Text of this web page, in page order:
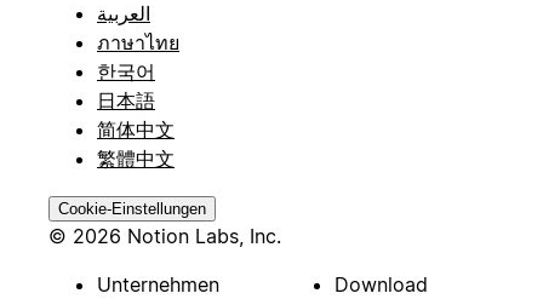
العربية
ภาษาไทย
한국어
日本語
简体中文
繁體中文
Cookie-Einstellungen
© 2026 Notion Labs, Inc.
Unternehmen
Download